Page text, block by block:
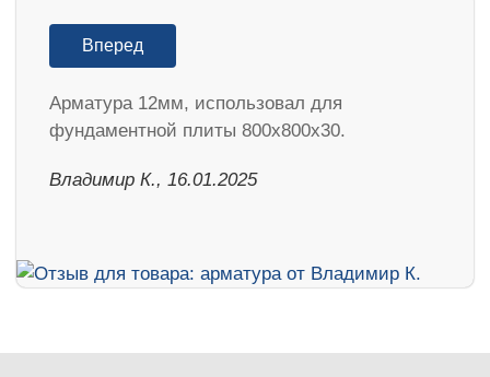
Вперед
Арматура 12мм, использовал для
фундаментной плиты 800х800х30.
Владимир К., 16.01.2025